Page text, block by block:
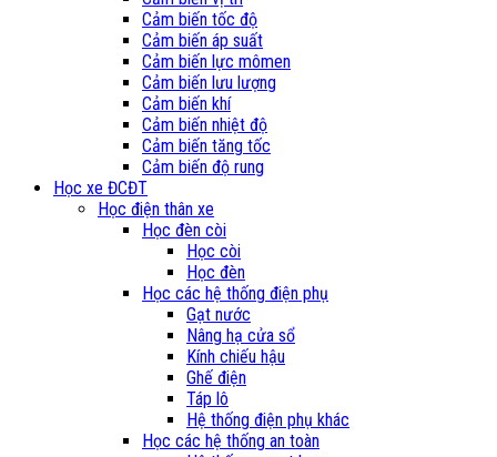
Cảm biến tốc độ
Cảm biến áp suất
Cảm biến lực mômen
Cảm biến lưu lượng
Cảm biến khí
Cảm biến nhiệt độ
Cảm biến tăng tốc
Cảm biến độ rung
Học xe ĐCĐT
Học điện thân xe
Học đèn còi
Học còi
Học đèn
Học các hệ thống điện phụ
Gạt nước
Nâng hạ cửa sổ
Kính chiếu hậu
Ghế điện
Táp lô
Hệ thống điện phụ khác
Học các hệ thống an toàn